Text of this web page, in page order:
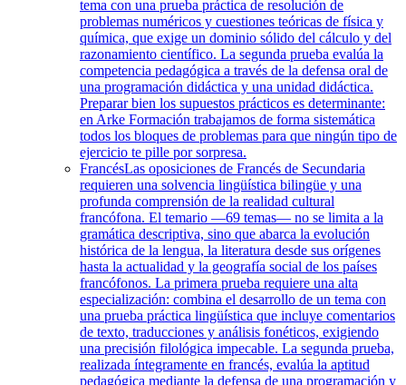
tema con una prueba práctica de resolución de
problemas numéricos y cuestiones teóricas de física y
química, que exige un dominio sólido del cálculo y del
razonamiento científico. La segunda prueba evalúa la
competencia pedagógica a través de la defensa oral de
una programación didáctica y una unidad didáctica.
Preparar bien los supuestos prácticos es determinante:
en Arke Formación trabajamos de forma sistemática
todos los bloques de problemas para que ningún tipo de
ejercicio te pille por sorpresa.
FrancésLas oposiciones de Francés de Secundaria
requieren una solvencia lingüística bilingüe y una
profunda comprensión de la realidad cultural
francófona. El temario —69 temas— no se limita a la
gramática descriptiva, sino que abarca la evolución
histórica de la lengua, la literatura desde sus orígenes
hasta la actualidad y la geografía social de los países
francófonos. La primera prueba requiere una alta
especialización: combina el desarrollo de un tema con
una prueba práctica lingüística que incluye comentarios
de texto, traducciones y análisis fonéticos, exigiendo
una precisión filológica impecable. La segunda prueba,
realizada íntegramente en francés, evalúa la aptitud
pedagógica mediante la defensa de una programación y